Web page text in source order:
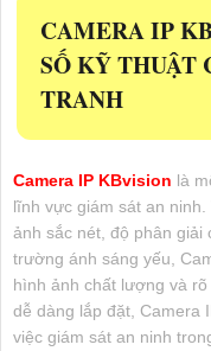
CAMERA IP
SỐ KỸ THUẬT
TRANH
Camera IP KBvision là
lĩnh vực giám sát an
ảnh sắc nét, độ phân giải
trường ánh sáng yếu,
hình ảnh chất lượng và
dễ dàng lắp đặt, Camera
việc giám sát an ninh